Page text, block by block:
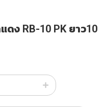
ดง RB-10 PK ยาว10